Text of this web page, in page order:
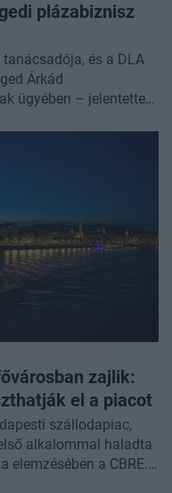
plázabiznisz
és a DLA
Árkád
ügyében – jelentette
zajlik:
el a piacot
szállodapiac,
alkalommal haladta
elemzésében a CBRE.